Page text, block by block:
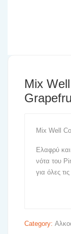
Mix
Mix Well
Ελαφρύ και
νότα του
για όλες
Category: